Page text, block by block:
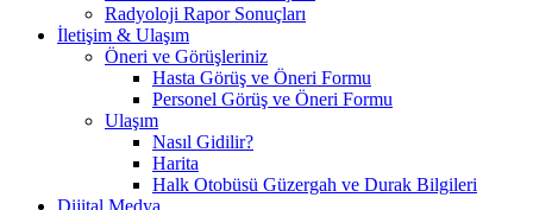
Radyoloji Rapor Sonuçları
İletişim & Ulaşım
Öneri ve Görüşleriniz
Hasta Görüş ve Öneri Formu
Personel Görüş ve Öneri Formu
Ulaşım
Nasıl Gidilir?
Harita
Halk Otobüsü Güzergah ve Durak Bilgileri
Dijital Medya